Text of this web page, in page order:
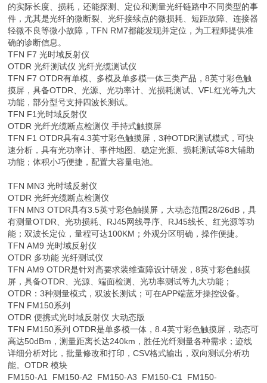
的实际长度、损耗，还能探测、定位和测量光纤链路中不同类型的事
件，尤其是光纤的微断裂、光纤接续点的微损耗、短距故障、连接器
轻微不良等微小故障，TFN RM7都能发现并定位，为工程师提供准
确的诊断信息。
TFN F7 光时域反射仪
OTDR 光纤测试仪 光纤光缆测试仪
TFN F7 OTDR有单模、多模及单多模一体三类产品，8英寸彩色触
摸屏，具备OTDR、光源、光功率计、光损耗测试、VFL红光等九大
功能，部分型号支持四波长测试。
TFN F1光时域反射仪
OTDR 光纤光缆断点检测仪 手持式触摸屏
TFN F1 OTDR具有4.3英寸彩色触摸屏，3种OTDR测试模式，可快
速分析，具有光功率计、事件地图、稳定光源、损耗测试等8大辅助
功能；体积小巧便捷，配置大容量电池。
TFN MN3 光时域反射仪
OTDR 光纤光缆断点检测仪
TFN MN3 OTDR具有3.5英寸彩色触摸屏，大动态范围28/26dB，具
有测量OTDR、光功损耗、RJ45网线寻序、RJ45线长、红光源等功
能；双波长定位，量程可达100KM；外观分区明确，操作便捷。
TFN AM9 光时域反射仪
OTDR 多功能 光纤测试仪
TFN AM9 OTDR是针对高要求装维查障设计研发，8英寸彩色触摸
屏，具备OTDR、光源、端面检测、光功率测试等九大功能；
OTDR：3种测量模式，双波长测试；可在APP端蓝牙操控设备。
TFN FM150系列
OTDR 便携式光时域反射仪 大动态版
TFN FM150系列 OTDR是单多模一体，8.4英寸彩色触摸屏，动态可
高达50dBm，测量距离长达240km，胜任光纤测量各种需求；迹线
详细分析对比，批量修改和打印，CSV格式输出，双向测试分析功
能。OTDR 模块
FM150-A1 FM150-A2 FM150-A3 FM150-C1 FM150-